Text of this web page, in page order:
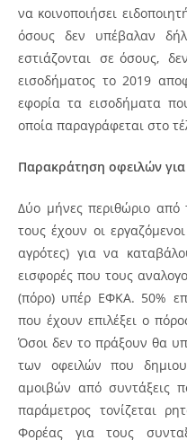
να κοινοποιήσει
όσους δεν υπέβαλαν
εστιάζονται σε όσους,
εισοδήματος το 2019
εφορία τα εισοδήματα
οποία παραγράφεται στο
Παρακράτηση οφειλών
Δύο μήνες περιθώριο
τους έχουν οι
αγρότες) για να
εισφορές που τους
(πόρο) υπέρ ΕΦΚΑ. 50%
που έχουν επιλέξει ο
Όσοι δεν το πράξουν θα
των οφειλών που
αμοιβών από συντάξεις
παράμετρος τονίζεται
Φορέας για τους